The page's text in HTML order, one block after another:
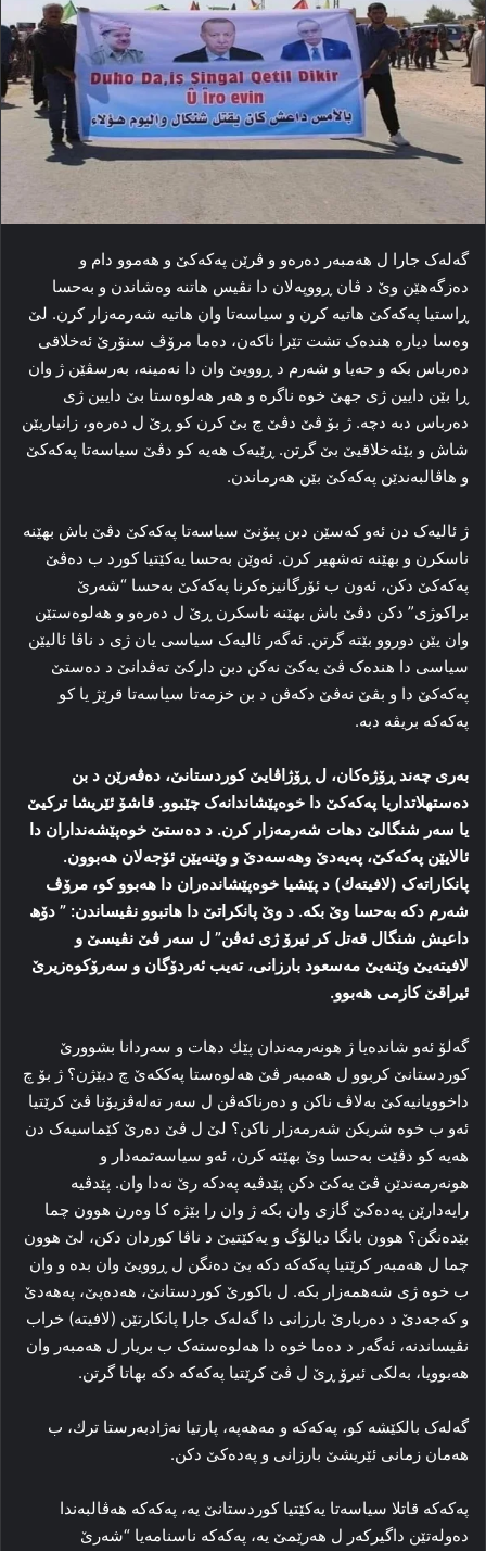
گه‌له‌ک جارا ل هەمبه‌ر ده‌ره‌و و ڤرێن پەکەکێ و هه‌موو دام و
ده‌زگه‌هێن وێ د ڤان ڕووپه‌لان دا نڤیس هاتنه‌ وه‌شاندن و به‌حسا
ڕاستیا پەکەکێ هاتیه‌ کرن و سیاسەتا وان ھاتیە شەرمەزار كرن. لێ
وەسا دیارە هنده‌ک تشت تێرا ناکه‌ن، ده‌ما مرۆڤ سنۆرێ ئه‌خلاقی
ده‌رباس بکه‌ و حه‌یا و شەرم د ڕوویێ وان دا نه‌مینه‌، به‌رسڤێن ژ وان
ڕا بێن دایین ژی جهێ خوه‌ ناگره‌ و هه‌ر هه‌لوه‌ستا بێ دایین ژی
ده‌رباس دبه‌ دچه‌. ژ بۆ ڤێ دڤێ چ بێ کرن کو ڕێ ل ده‌ره‌و، زانیاریێن
شاش و بێئەخلاقیێ بێ گرتن. ڕێیه‌ک هه‌یه‌ کو دڤێ سیاسه‌تا پەکەکێ
و هاڤالبه‌ندێن پەکەکێ بێن هه‌رماندن.
ژ ئالیه‌ک دن ئه‌و که‌سێن دبن پیۆنێ سیاسه‌تا پەکەکێ دڤێ باش بھێنه‌
ناسکرن و بھێنه‌ ته‌شهیر کرن. ئه‌وێن به‌حسا یه‌کێتیا کورد ب ده‌ڤێ
پەکەکێ دکن، ئه‌ون ب ئۆرگانیزه‌کرنا پەکەکێ به‌حسا “شه‌رێ
براکوژی” دکن دڤێ باش بھێنه‌ ناسکرن ڕێ ل ده‌ره‌و و هه‌لوه‌ستێن
وان یێن دوروو بێته‌ گرتن. ئه‌گه‌ر ئالیه‌ک سیاسی یان ژی د ناڤا ئالیێن
سیاسی دا هنده‌ک ڤێ یه‌کێ نه‌کن دبن دارکێ ته‌ڤدانێ د ده‌ستێ
پەکەکێ دا و بڤێ نه‌ڤێ دکه‌ڤن د بن خزمه‌تا سیاسه‌تا قرێژ یا كو
پەكەكە بریڤە دبە.
به‌ری چه‌ند ڕۆژه‌کان، ل ڕۆژاڤایێ کوردستانێ، ده‌ڤه‌رێن د بن
ده‌ستهلاتداریا پەکەکێ دا خوه‌پێشاندانه‌ک چێبوو. قاشۆ ئێریشا ترکیێ
یا سه‌ر شنگالێ دهات شه‌رمه‌زار کرن. د ده‌ستێ خوه‌پێشه‌نداران دا
ئالایێن پەکەکێ، پەیەدێ وهەسەدێ و وێنه‌یێن ئۆجەلان هه‌بوون.
پانکاراته‌ک (لافیتەك) د پێشیا خوه‌پێشانده‌ران دا هه‌بوو کو، مرۆڤ
شه‌رم دکه‌ به‌حسا وێ بکه‌. د وێ پانکراتێ دا هاتبوو نڤیساندن: ” دۆھ
داعیش شنگال قه‌تل کر ئیرۆ ژی ئه‌ڤن” ل سه‌ر ڤێ نڤیسێ و
لافیتەیێ وێنه‌یێ مه‌سعود بارزانی، تەیب ئه‌ردۆگان و سه‌رۆکوه‌زیرێ
ئیراقێ کازمی هه‌بوو.
گه‌لۆ ئه‌و شاندەیا ژ ھونەرمەندان پێك دھات و سەردانا بشوورێ
كوردستانێ كربوو ل هەمبه‌ر ڤێ هه‌لوه‌ستا پەککەێ چ دبێژن؟ ژ بۆ چ
داخوویانیه‌کێ به‌لاڤ ناکن و ده‌رناکه‌ڤن ل سه‌ر ته‌له‌ڤزیۆنا ڤێ کرێتیا
ئه‌و ب خوه‌ شریکن شه‌رمه‌زار ناکن؟ لێ ل ڤێ ده‌رێ کێماسیه‌ک دن
هه‌یه‌ کو دڤێت بەحسا وێ بھێتە كرن، ئه‌و سیاسه‌تمه‌دار و
ھونەرمەندێن ڤێ یه‌کێ دکن پێدڤیە پەدكە رێ نەدا وان. پێدڤیە
رایەدارێن پەدەكێ گازی وان بكە ژ وان را بێژە كا وەرن ھوون چما
بێدەنگن؟ ھوون بانگا دیالۆگ و یەكێتیێ د ناڤا كوردان دكن، لێ ھوون
چما ل هەمبه‌ر کرێتیا پەكەكە دكە بێ ده‌نگن ل ڕوویێ وان بدە و وان
ب خوه‌ ژی شەھمەزار بكە. ل باکورێ کوردستانێ، هەدەپێ، پەهەدێ
و کەجەدێ د ده‌ربارێ بارزانی دا گه‌له‌ک جارا پانکارتێن (لافیتە) خراب
نڤیساندنه‌، ئه‌گه‌ر د ده‌ما خوه‌ دا هه‌لوه‌سته‌ک ب بریار ل ھەمبەر وان
هه‌بوویا، به‌لکی ئیرۆ ڕێ ل ڤێ کرێتیا پەکەکە دکه‌ بهاتا گرتن.
گه‌له‌ک بالکێشە کو، پەکەکە و مەهەپە، پارتیا نەژادبەرستا ترك، ب
هه‌مان زمانی ئێریشێ بارزانی و پەدەکێ دکن.
پەکەکە قاتلا سیاسه‌تا یه‌کێتیا کوردستانێ یه‌، پەکەکە هه‌ڤالبه‌ندا
ده‌وله‌تێن داگیرکه‌ر ل هه‌رێمێ یه‌، پەکەکە ناسنامه‌یا “شه‌رێ